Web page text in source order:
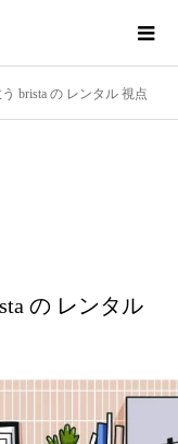
brista の レンタル 視点
の レンタル